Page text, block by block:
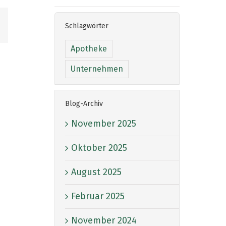
Schlagwörter
Apotheke
Unternehmen
Blog-Archiv
November 2025
Oktober 2025
August 2025
Februar 2025
November 2024